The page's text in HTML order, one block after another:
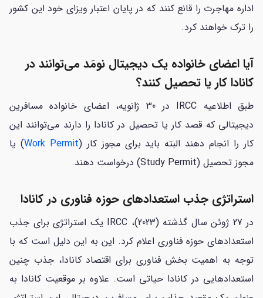
اداره مهاجرت را قانع کنند که در پایان اعتبار ویزای خود این کشور
را ترک خواهند کرد.
آیا اعضای خانواده یک دیجیتال نومَد می‌توانند در
کانادا کار یا تحصیل کنند؟
طبق اطلاعیه IRCC در 30 ژانویه، اعضای خانواده مسافرین
دیجیتالی که قصد کار یا تحصیل در کانادا را دارند می‌توانند این
کار را انجام دهند البته باید برای مجوز کار (Work Permit) یا
مجوز تحصیل (Study Permit) درخواست دهند.
استراتژی جذب استعدادهای حوزه فناوری در کانادا
در 27 ژوئن سال گذشته (2023)، IRCC یک استراتژی برای جذب
استعدادهای حوزه فناوری اعلام کرد. این به این دلیل است که با
توجه به اهمیت بخش فناوری برای اقتصاد کانادا، جذب چنین
استعدادهایی در کانادا حیاتی است. علاوه بر موقعیت کانادا به